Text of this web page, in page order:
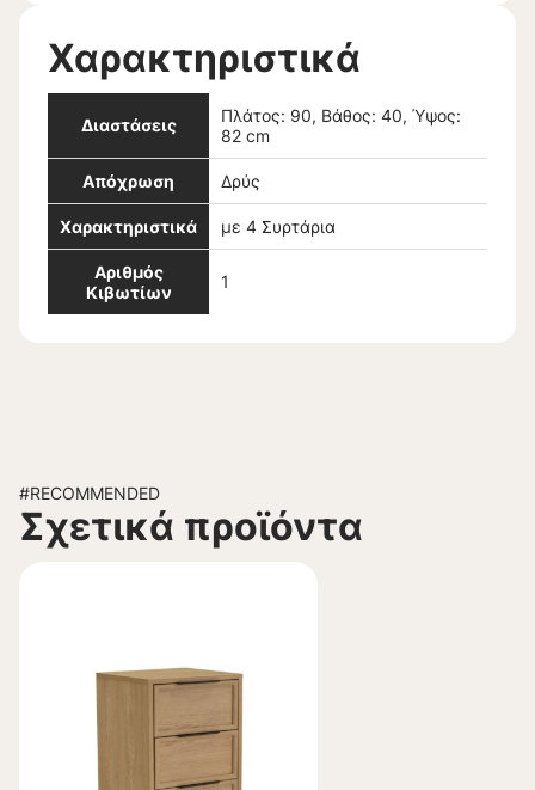
Χαρακτηριστικά
Διαστάσεις
Πλάτος: 90, Βάθος: 40, Ύψος:
82 cm
Απόχρωση Δρύς
Χαρακτηριστικά με 4 Συρτάρια
Αριθμός
Κιβωτίων
1
#RECOMMENDED
Σχετικά προϊόντα